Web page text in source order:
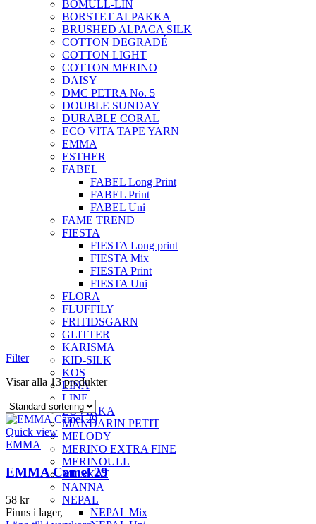
BOMULL-LIN
BORSTET ALPAKKA
BRUSHED ALPACA SILK
COTTON DEGRADÉ
COTTON LIGHT
COTTON MERINO
DAISY
DMC PETRA No. 5
DOUBLE SUNDAY
DURABLE CORAL
ECO VITA TAPE YARN
EMMA
ESTHER
FABEL
FABEL Long Print
FABEL Print
FABEL Uni
FAME TREND
FIESTA
FIESTA Long print
FIESTA Mix
FIESTA Print
FIESTA Uni
FLORA
FLUFFILY
FRITIDSGARN
GLITTER
KARISMA
KID-SILK
KOS
LINA
LINE
LOVIKKA
MANDARIN PETIT
MELODY
MERINO EXTRA FINE
MERINOULL
MUSKAT
NANNA
NEPAL
NEPAL Mix
Filter
Visar alla 13 produkter
Quick view
EMMA
EMMA Camel 29
58 kr
Finns i lager,